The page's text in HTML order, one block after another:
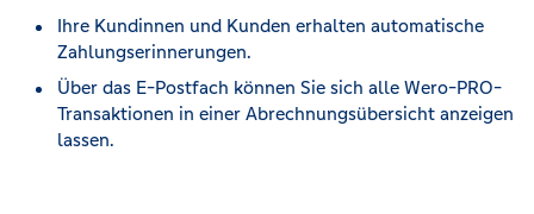
Ihre Kundinnen und Kunden erhalten automatische
Zahlungserinnerungen.
Über das E-Postfach können Sie sich alle Wero-PRO-
Transaktionen in einer Abrechnungsübersicht anzeigen
lassen.